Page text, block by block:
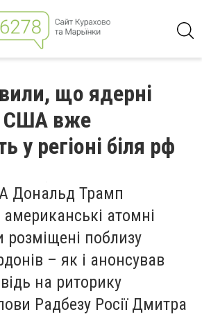
що ядерні
США вже
у регіоні біля рф
Дональд Трамп
атомні
розміщені поблизу
– як і анонсував
на риторику
Радбезу Росії Дмитра